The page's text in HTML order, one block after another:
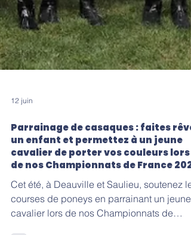
12 juin
Parrainage de casaques : faites
un enfant et permettez à un jeune
cavalier de porter vos couleurs lors